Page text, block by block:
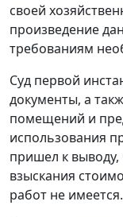
своей
произведение
требованиям
Суд первой
документы, а
помещений и
использования
пришел к
взыскания
работ не имеется.